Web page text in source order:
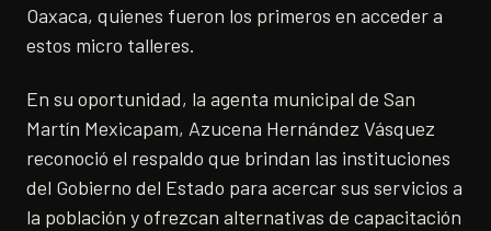
Oaxaca, quienes fueron los primeros en acceder a
estos micro talleres.
En su oportunidad, la agenta municipal de San
Martín Mexicapam, Azucena Hernández Vásquez
reconoció el respaldo que brindan las instituciones
del Gobierno del Estado para acercar sus servicios a
la población y ofrezcan alternativas de capacitación